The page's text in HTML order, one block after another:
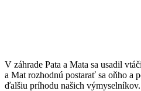
V záhrade Pata a Mata sa usadil
a Mat rozhodnú postarať sa oňho a
ďalšiu príhodu našich výmyselníkov.